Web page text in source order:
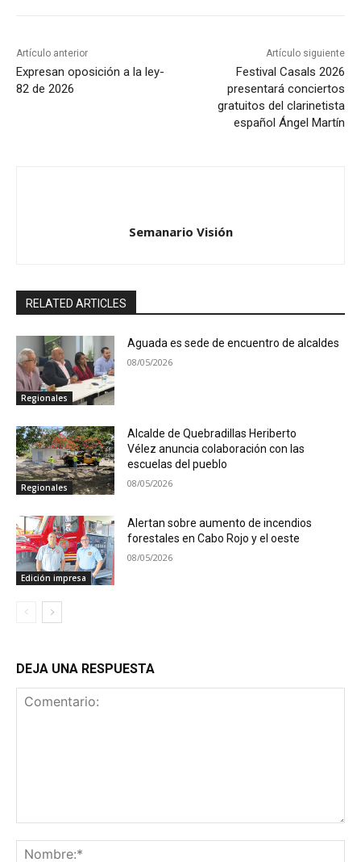
Artículo anterior
Expresan oposición a la ley-
82 de 2026
Artículo siguiente
Festival Casals 2026
presentará conciertos
gratuitos del clarinetista
español Ángel Martín
Semanario Visión
RELATED ARTICLES
Regionales
Aguada es sede de encuentro de alcaldes
08/05/2026
Regionales
Alcalde de Quebradillas Heriberto
Vélez anuncia colaboración con las
escuelas del pueblo
08/05/2026
Edición impresa
Alertan sobre aumento de incendios
forestales en Cabo Rojo y el oeste
08/05/2026
DEJA UNA RESPUESTA